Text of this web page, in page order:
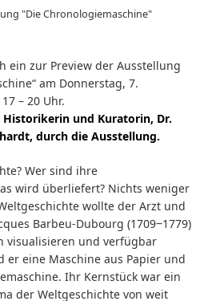
"Die Chronologiemaschine"
ein zur Preview der Ausstellung
am Donnerstag, 7.
– 20 Uhr.
und Kuratorin, Dr.
durch die Ausstellung.
Wer sind ihre
wird überliefert? Nichts weniger
wollte der Arzt und
Barbeu-Dubourg (1709‒1779)
visualisieren und verfügbar
er eine Maschine aus Papier und
Ihr Kernstück war ein
der Weltgeschichte von weit